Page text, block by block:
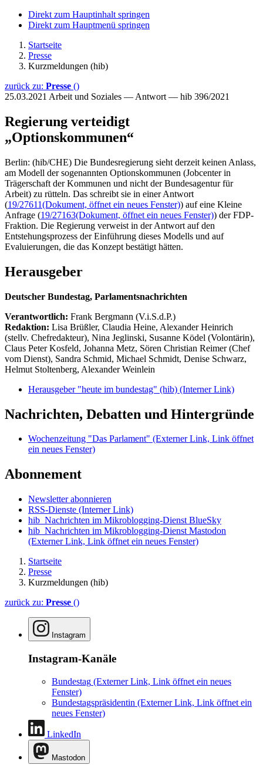
Direkt zum Hauptinhalt springen
Direkt zum Hauptmenü springen
Startseite
Presse
Kurzmeldungen (hib)
zurück zu: Presse ()
25.03.2021 Arbeit und Soziales — Antwort — hib 396/2021
Regierung verteidigt
„Optionskommunen“
Berlin: (hib/CHE) Die Bundesregierung sieht derzeit keinen Anlass,
am Modell der sogenannten Optionskommunen (Jobcenter in
Trägerschaft der Kommunen und nicht der Bundesagentur für
Arbeit) zu rütteln. Das schreibt sie in einer Antwort
(19/27611(Dokument, öffnet ein neues Fenster)) auf eine Kleine
Anfrage (19/27163(Dokument, öffnet ein neues Fenster)) der FDP-
Fraktion. Die Regierung verweist in der Antwort auf den
Entstehungsprozess der Einführung dieses Modells und auf
Evaluierungen, die das Konzept bestätigt hätten.
Herausgeber
Deutscher Bundestag, Parlamentsnachrichten
Verantwortlich: Frank Bergmann (V.i.S.d.P.)
Redaktion: Lisa Brüßler, Claudia Heine, Alexander Heinrich
(stellv. Chefredakteur), Nina Jeglinski, Susanne Ködel (Volontärin),
Claus Peter Kosfeld, Johanna Metz, Sören Christian Reimer (Chef
vom Dienst), Sandra Schmid, Michael Schmidt, Denise Schwarz,
Helmut Stoltenberg, Alexander Weinlein
Herausgeber "heute im bundestag" (hib) (Interner Link)
Nachrichten, Debatten und Hintergründe
Wochenzeitung "Das Parlament" (Externer Link, Link öffnet
ein neues Fenster)
Abonnement
Newsletter abonnieren
RSS-Dienste (Interner Link)
hib_Nachrichten im Mikroblogging-Dienst BlueSky
hib_Nachrichten im Mikroblogging-Dienst Mastodon
(Externer Link, Link öffnet ein neues Fenster)
Startseite
Presse
Kurzmeldungen (hib)
zurück zu: Presse ()
Instagram
Instagram-Kanäle
Bundestag (Externer Link, Link öffnet ein neues
Fenster)
Bundestagspräsidentin (Externer Link, Link öffnet ein
neues Fenster)
LinkedIn
Mastodon